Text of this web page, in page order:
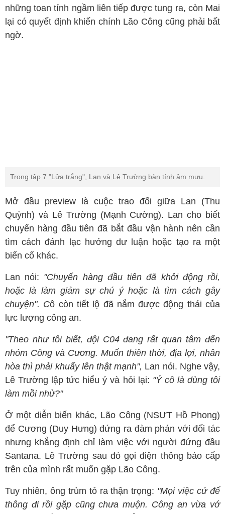
những toan tính ngầm liên tiếp được tung ra, còn Mai
lại có quyết định khiến chính Lão Công cũng phải bất
ngờ.
Trong tập 7 "Lửa trắng", Lan và Lê Trường bàn tính âm mưu.
Mở đầu preview là cuộc trao đổi giữa Lan (Thu
Quỳnh) và Lê Trường (Mạnh Cường). Lan cho biết
chuyến hàng đầu tiên đã bắt đầu vận hành nên cần
tìm cách đánh lạc hướng dư luận hoặc tạo ra một
biến cố khác.
Lan nói: "Chuyến hàng đầu tiên đã khởi động rồi,
hoặc là làm giảm sự chú ý hoặc là tìm cách gây
chuyện". Cô còn tiết lộ đã nắm được động thái của
lực lượng công an.
"Theo như tôi biết, đội C04 đang rất quan tâm đến
nhóm Công và Cương. Muốn thiên thời, địa lợi, nhân
hòa thì phải khuấy lên thật mạnh", Lan nói. Nghe vậy,
Lê Trường lập tức hiểu ý và hỏi lại: "Ý cô là dùng tôi
làm mồi nhử?"
Ở một diễn biến khác, Lão Công (NSƯT Hồ Phong)
để Cương (Duy Hưng) đứng ra đàm phán với đối tác
nhưng khẳng định chỉ làm việc với người đứng đầu
Santana. Lê Trường sau đó gọi điện thông báo cấp
trên của mình rất muốn gặp Lão Công.
Tuy nhiên, ông trùm tỏ ra thận trọng: "Mọi việc cứ để
thông đi rồi gặp cũng chưa muộn. Công an vừa vớ